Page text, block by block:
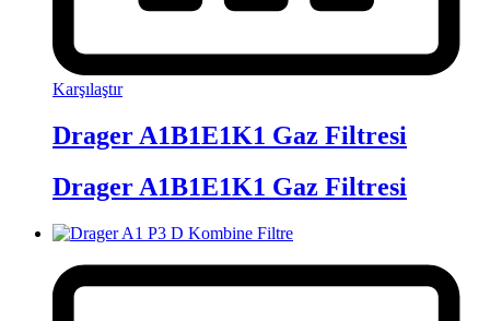
Karşılaştır
Drager A1B1E1K1 Gaz Filtresi
Drager A1B1E1K1 Gaz Filtresi